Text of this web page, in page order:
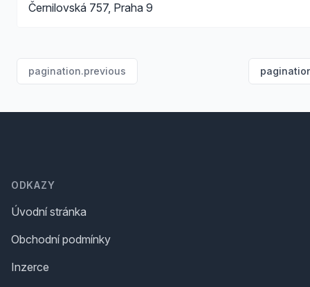
Černilovská 757, Praha 9
pagination.previous
ODKAZY
Úvodní stránka
Obchodní podmínky
Inzerce